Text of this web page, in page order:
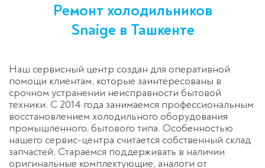
Ремонт холодильников
Snaige в Ташкенте
Наш сервисный центр создан для оперативной
помощи клиентам, которые заинтересованы в
срочном устранении неисправности бытовой
техники. С 2014 года занимаемся профессиональным
восстановлением холодильного оборудования
промышленного, бытового типа. Особенностью
нашего сервис-центра считается собственный склад
запчастей. Стараемся поддерживать в наличии
оригинальные комплектующие, аналоги от